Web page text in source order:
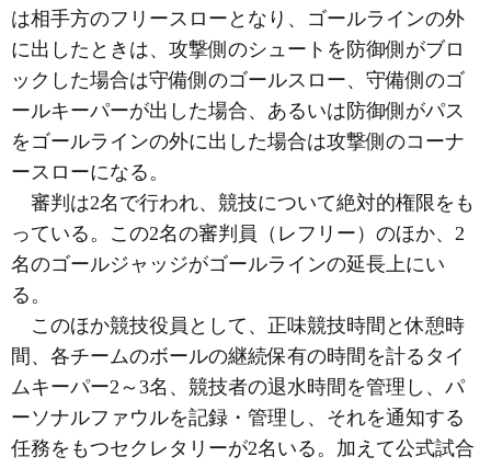
は相手方のフリースローとなり、ゴールラインの外
に出したときは、攻撃側のシュートを防御側がブロ
ックした場合は守備側のゴールスロー、守備側のゴ
ールキーパーが出した場合、あるいは防御側がパス
をゴールラインの外に出した場合は攻撃側のコーナ
ースローになる。
審判は2名で行われ、競技について絶対的権限をも
っている。この2名の審判員（レフリー）のほか、2
名のゴールジャッジがゴールラインの延長上にい
る。
このほか競技役員として、正味競技時間と休憩時
間、各チームのボールの継続保有の時間を計るタイ
ムキーパー2～3名、競技者の退水時間を管理し、パ
ーソナルファウルを記録・管理し、それを通知する
任務をもつセクレタリーが2名いる。加えて公式試合